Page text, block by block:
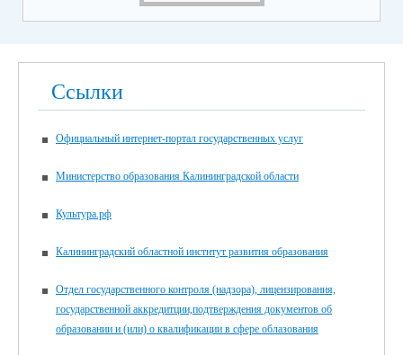
Ссылки
Официальный интернет-портал государственных услуг
Министерство образования Калининградской области
Культура.рф
Калининградский областной институт развития образования
Отдел государственного контроля (надзора), лицензирования,
государственной аккредитции,подтверждения документов об
образовании и (или) о квалификации в сфере облазования